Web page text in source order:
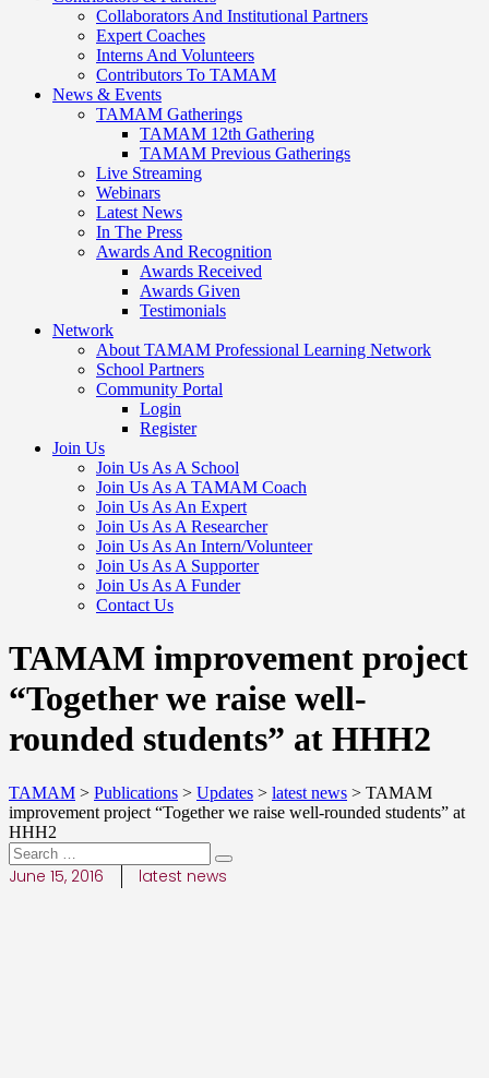
Collaborators And Institutional Partners
Expert Coaches
Interns And Volunteers
Contributors To TAMAM
News & Events
TAMAM Gatherings
TAMAM 12th Gathering
TAMAM Previous Gatherings
Live Streaming
Webinars
Latest News
In The Press
Awards And Recognition
Awards Received
Awards Given
Testimonials
Network
About TAMAM Professional Learning Network
School Partners
Community Portal
Login
Register
Join Us
Join Us As A School
Join Us As A TAMAM Coach
Join Us As An Expert
Join Us As A Researcher
Join Us As An Intern/Volunteer
Join Us As A Supporter
Join Us As A Funder
Contact Us
TAMAM improvement project
“Together we raise well-
rounded students” at HHH2
TAMAM > Publications > Updates > latest news > TAMAM
improvement project “Together we raise well-rounded students” at
HHH2
June 15, 2016 latest news